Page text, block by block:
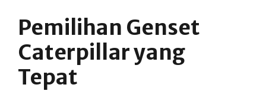
Pemilihan Genset
Caterpillar yang
Tepat